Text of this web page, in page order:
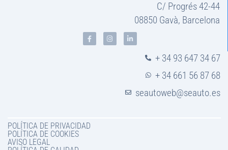
POLÍTICA DE PRIVACIDAD
POLÍTICA DE COOKIES
AVISO LEGAL
C/ Progrés 42-44
08850 Gavà, Barcelona
+ 34 93 647 34 67
+ 34 661 56 87 68
seautoweb@seauto.es